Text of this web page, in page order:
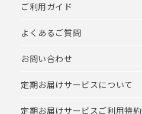
ご利用ガイド
よくあるご質問
お問い合わせ
定期お届けサービスについて
定期お届けサービスご利用特約